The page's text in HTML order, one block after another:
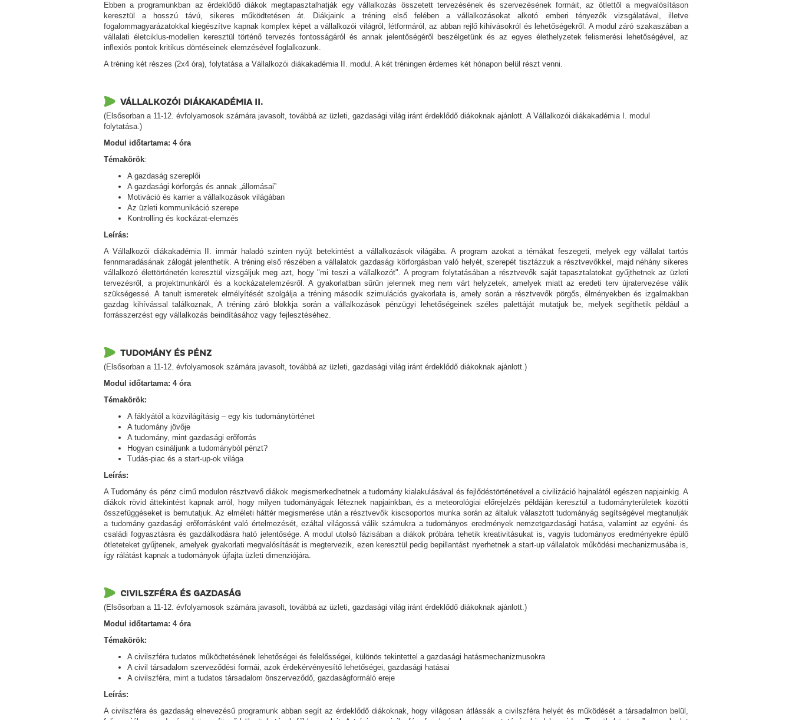
Ebben a programunkban az érdeklődő diákok megtapasztalhatják egy vállalkozás összetett tervezésének és szervezésének formáit, az ötlettől a megvalósításon
keresztül a hosszú távú, sikeres működtetésen át. Diákjaink a tréning első felében a vállalkozásokat alkotó emberi tényezők vizsgálatával, illetve
fogalommagyarázatokkal kiegészítve kapnak komplex képet a vállalkozói világról, létformáról, az abban rejlő kihívásokról és lehetőségekről. A modul záró szakaszában a
vállalati életciklus-modellen keresztül történő tervezés fontosságáról és annak jelentőségéről beszélgetünk és az egyes élethelyzetek felismerési lehetőségével, az
inflexiós pontok kritikus döntéseinek elemzésével foglalkozunk.
A tréning két részes (2x4 óra), folytatása a Vállalkozói diákakadémia II. modul. A két tréningen érdemes két hónapon belül részt venni.
VÁLLALKOZÓI DIÁKAKADÉMIA II.
(Elsősorban a 11-12. évfolyamosok számára javasolt, továbbá az üzleti, gazdasági világ iránt érdeklődő diákoknak ajánlott. A Vállalkozói diákakadémia I. modul
folytatása.)
Modul időtartama: 4 óra
Témakörök:
A gazdaság szereplői
A gazdasági körforgás és annak „állomásai”
Motiváció és karrier a vállalkozások világában
Az üzleti kommunikáció szerepe
Kontrolling és kockázat-elemzés
Leírás:
A Vállalkozói diákakadémia II. immár haladó szinten nyújt betekintést a vállalkozások világába. A program azokat a témákat feszegeti, melyek egy vállalat tartós
fennmaradásának zálogát jelenthetik. A tréning első részében a vállalatok gazdasági körforgásban való helyét, szerepét tisztázzuk a résztvevőkkel, majd néhány sikeres
vállalkozó élettörténetén keresztül vizsgáljuk meg azt, hogy "mi teszi a vállalkozót". A program folytatásában a résztvevők saját tapasztalatokat gyűjthetnek az üzleti
tervezésről, a projektmunkáról és a kockázatelemzésről. A gyakorlatban sűrűn jelennek meg nem várt helyzetek, amelyek miatt az eredeti terv újratervezése válik
szükségessé. A tanult ismeretek elmélyítését szolgálja a tréning második szimulációs gyakorlata is, amely során a résztvevők pörgős, élményekben és izgalmakban
gazdag kihívással találkoznak, A tréning záró blokkja során a vállalkozások pénzügyi lehetőségeinek széles palettáját mutatjuk be, melyek segíthetik például a
forrásszerzést egy vállalkozás beindításához vagy fejlesztéséhez.
TUDOMÁNY ÉS PÉNZ
(Elsősorban a 11-12. évfolyamosok számára javasolt, továbbá az üzleti, gazdasági világ iránt érdeklődő diákoknak ajánlott.)
Modul időtartama: 4 óra
Témakörök:
A fáklyától a közvilágításig – egy kis tudománytörténet
A tudomány jövője
A tudomány, mint gazdasági erőforrás
Hogyan csináljunk a tudományból pénzt?
Tudás-piac és a start-up-ok világa
Leírás:
A Tudomány és pénz című modulon résztvevő diákok megismerkedhetnek a tudomány kialakulásával és fejlődéstörténetével a civilizáció hajnalától egészen napjainkig. A
diákok rövid áttekintést kapnak arról, hogy milyen tudományágak léteznek napjainkban, és a meteorológiai előrejelzés példáján keresztül a tudományterületek közötti
összefüggéseket is bemutatjuk. Az elméleti háttér megismerése után a résztvevők kiscsoportos munka során az általuk választott tudományág segítségével megtanulják
a tudomány gazdasági erőforrásként való értelmezését, ezáltal világossá válik számukra a tudományos eredmények nemzetgazdasági hatása, valamint az egyéni- és
családi fogyasztásra és gazdálkodásra ható jelentősége. A modul utolsó fázisában a diákok próbára tehetik kreativitásukat is, vagyis tudományos eredményekre épülő
ötleteteket gyűjtenek, amelyek gyakorlati megvalósítását is megtervezik, ezen keresztül pedig bepillantást nyerhetnek a start-up vállalatok működési mechanizmusába is,
így rálátást kapnak a tudományok újfajta üzleti dimenziójára.
CIVILSZFÉRA ÉS GAZDASÁG
(Elsősorban a 11-12. évfolyamosok számára javasolt, továbbá az üzleti, gazdasági világ iránt érdeklődő diákoknak ajánlott.)
Modul időtartama: 4 óra
Témakörök:
A civilszféra tudatos működtetésének lehetőségei és felelősségei, különös tekintettel a gazdasági hatásmechanizmusokra
A civil társadalom szerveződési formái, azok érdekérvényesítő lehetőségei, gazdasági hatásai
A civilszféra, mint a tudatos társadalom önszerveződő, gazdaságformáló ereje
Leírás:
A civilszféra és gazdaság elnevezésű programunk abban segít az érdeklődő diákoknak, hogy világosan átlássák a civilszféra helyét és működését a társadalmon belül,